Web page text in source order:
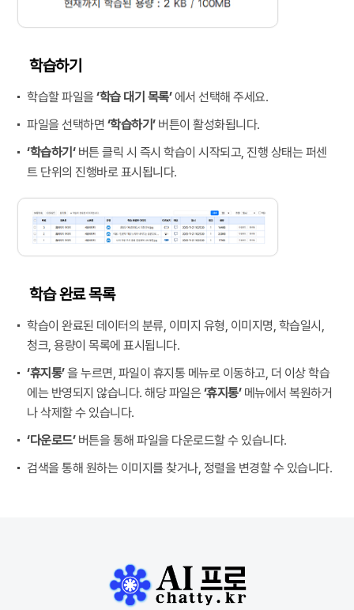
학습하기
학습할 파일을‘학습 대기 목록’에서 선택해 주세요.
파일을 선택하면 ‘학습하기’버튼이 활성화됩니다.
‘학습하기‘버튼 클릭 시 즉시 학습이 시작되고, 진행 상태는 퍼센
트 단위의 진행바로 표시됩니다.
학습 완료 목록
학습이 완료된 데이터의 분류, 이미지 유형, 이미지명, 학습일시,
청크, 용량이 목록에 표시됩니다.
‘휴지통’을 누르면, 파일이 휴지통 메뉴로 이동하고, 더 이상 학습
에는 반영되지 않습니다. 해당 파일은‘휴지통’메뉴에서 복원하거
나 삭제할 수 있습니다.
‘다운로드’버튼을 통해 파일을 다운로드할 수 있습니다.
검색을 통해 원하는 이미지를 찾거나, 정렬을 변경할 수 있습니다.